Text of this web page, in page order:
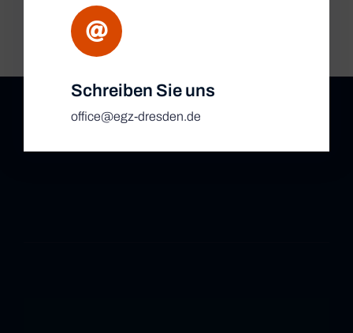
Schreiben Sie uns
office@egz-dresden.de